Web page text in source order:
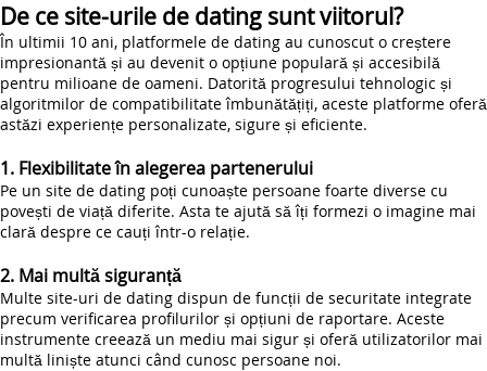
De ce site-urile de dating sunt viitorul?
În ultimii 10 ani, platformele de dating au cunoscut o creștere
impresionantă și au devenit o opțiune populară și accesibilă
pentru milioane de oameni. Datorită progresului tehnologic și
algoritmilor de compatibilitate îmbunătățiți, aceste platforme oferă
astăzi experiențe personalizate, sigure și eficiente.
1. Flexibilitate în alegerea partenerului
Pe un site de dating poți cunoaște persoane foarte diverse cu
povești de viață diferite. Asta te ajută să îți formezi o imagine mai
clară despre ce cauți într-o relație.
2. Mai multă siguranță
Multe site-uri de dating dispun de funcții de securitate integrate
precum verificarea profilurilor și opțiuni de raportare. Aceste
instrumente creează un mediu mai sigur și oferă utilizatorilor mai
multă liniște atunci când cunosc persoane noi.